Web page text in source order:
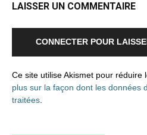
LAISSER UN COMMENTAIRE
CONNECTER POUR
Ce site utilise Akismet pour réduire
plus sur la façon dont les données
traitées